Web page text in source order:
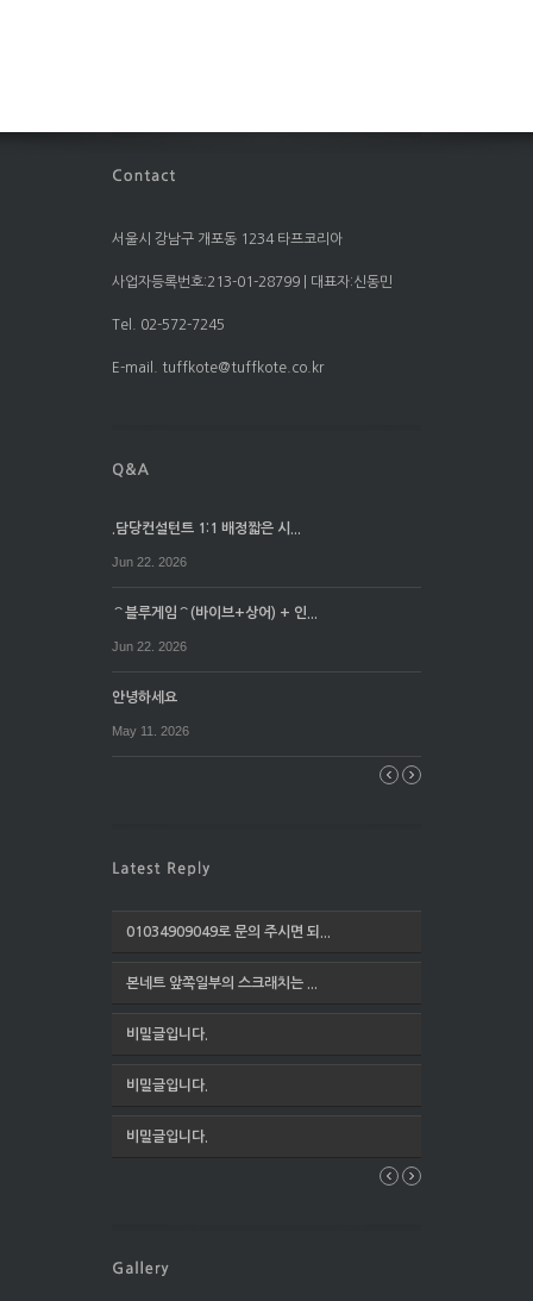
서울시 강남구 개포동 1234 타프코리아
사업자등록번호:213-01-28799 | 대표자:신동민
Tel. 02-572-7245
E-mail. tuffkote@tuffkote.co.kr
.담당컨설턴트 1:1 배정짧은 시...
Jun 22. 2026
⌒블루게임⌒(바이브+상어) + 인...
Jun 22. 2026
안녕하세요
May 11. 2026
01034909049로 문의 주시면 되...
본네트 앞쪽일부의 스크래치는 ...
비밀글입니다.
비밀글입니다.
비밀글입니다.